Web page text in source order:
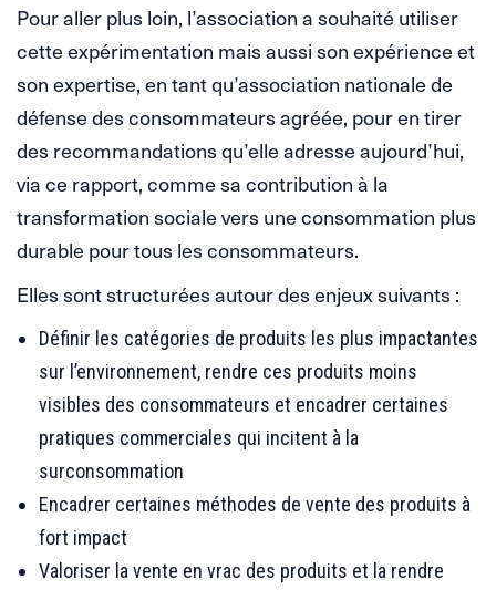
Pour aller plus loin, l’association a souhaité utiliser
cette expérimentation mais aussi son expérience et
son expertise, en tant qu’association nationale de
défense des consommateurs agréée, pour en tirer
des recommandations qu’elle adresse aujourd’hui,
via ce rapport, comme sa contribution à la
transformation sociale vers une consommation plus
durable pour tous les consommateurs.
Elles sont structurées autour des enjeux suivants :
Définir les catégories de produits les plus impactantes
sur l’environnement, rendre ces produits moins
visibles des consommateurs et encadrer certaines
pratiques commerciales qui incitent à la
surconsommation
Encadrer certaines méthodes de vente des produits à
fort impact
Valoriser la vente en vrac des produits et la rendre